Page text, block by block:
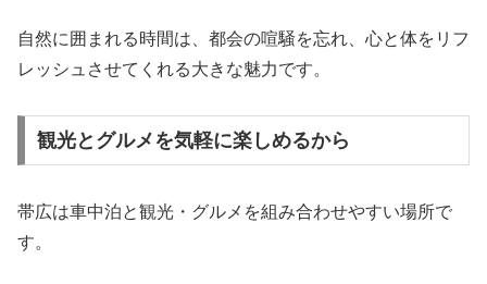
自然に囲まれる時間は、都会の喧騒を忘れ、心と体をリフ
レッシュさせてくれる大きな魅力です。
観光とグルメを気軽に楽しめるから
帯広は車中泊と観光・グルメを組み合わせやすい場所で
す。